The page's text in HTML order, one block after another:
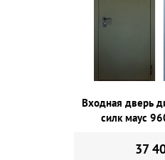
Входная дверь
силк маус
37